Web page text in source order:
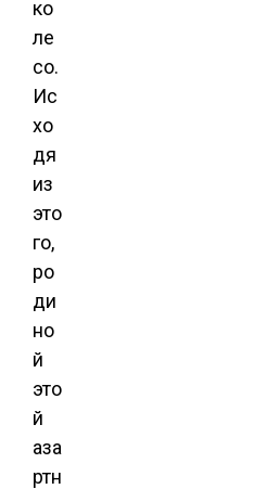
ко
ле
со.
Ис
хо
дя
из
это
го,
ро
ди
но
й
это
й
аза
ртн